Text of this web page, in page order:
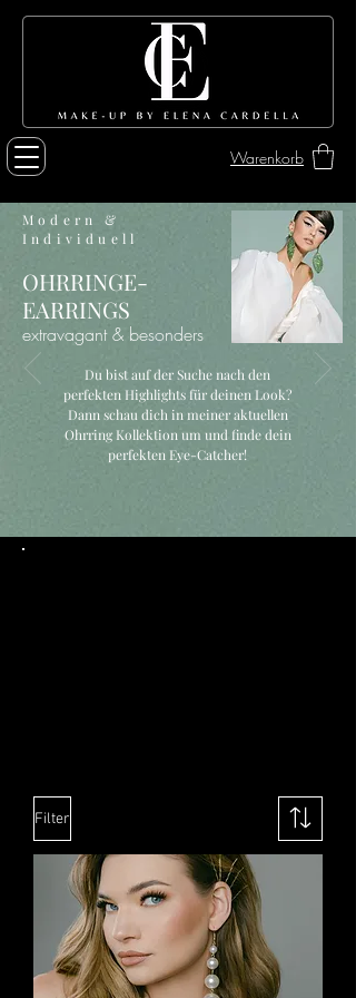
Warenkorb
Modern &
Individuell
OHRRINGE-
EARRINGS
extravagant & besonders
Du bist auf der Suche nach den
perfekten Highlights für deinen Look?
Dann schau dich in meiner aktuellen
Ohrring Kollektion um und finde dein
perfekten Eye-Catcher!
Filter